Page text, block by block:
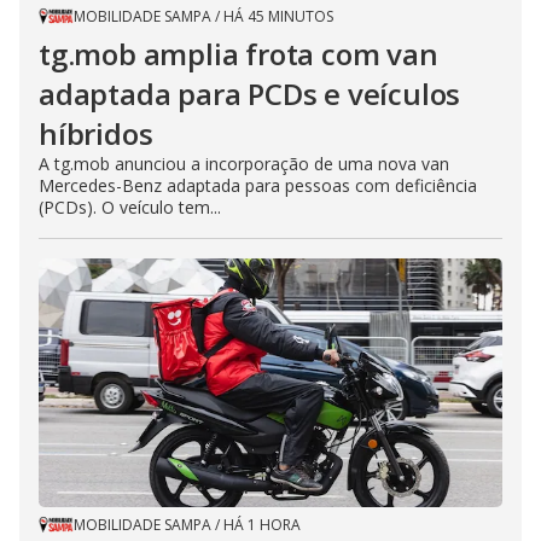
MOBILIDADE SAMPA/ HÁ 45 MINUTOS
tg.mob amplia frota com van
adaptada para PCDs e veículos
híbridos
A tg.mob anunciou a incorporação de uma nova van
Mercedes-Benz adaptada para pessoas com deficiência
(PCDs). O veículo tem...
MOBILIDADE SAMPA/ HÁ 1 HORA